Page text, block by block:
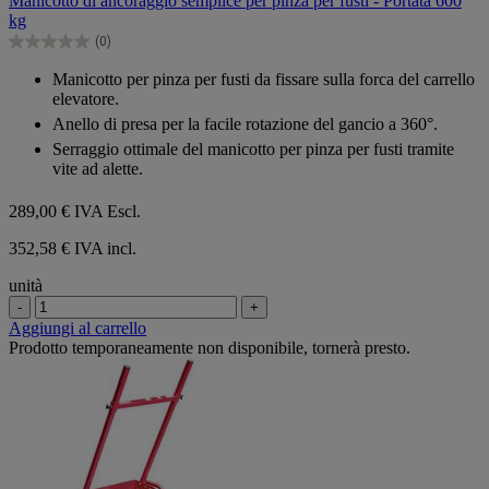
5
stelle.
kg
(0)
0.0
Manicotto per pinza per fusti da fissare sulla forca del carrello
elevatore.
Anello di presa per la facile rotazione del gancio a 360°.
Serraggio ottimale del manicotto per pinza per fusti tramite
vite ad alette.
289,00 € IVA Escl.
352,58 € IVA incl.
unità
- +
Aggiungi al carrello
Prodotto temporaneamente non disponibile, tornerà presto.